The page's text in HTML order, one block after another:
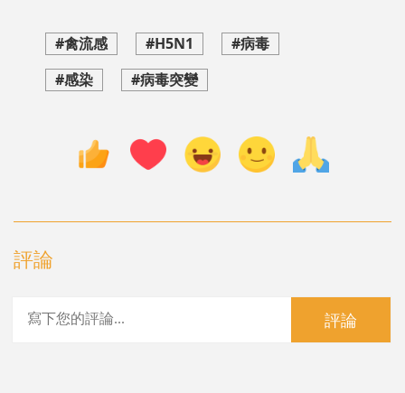
#禽流感 #H5N1
#病毒
#感染
#病毒突變
評論
評論